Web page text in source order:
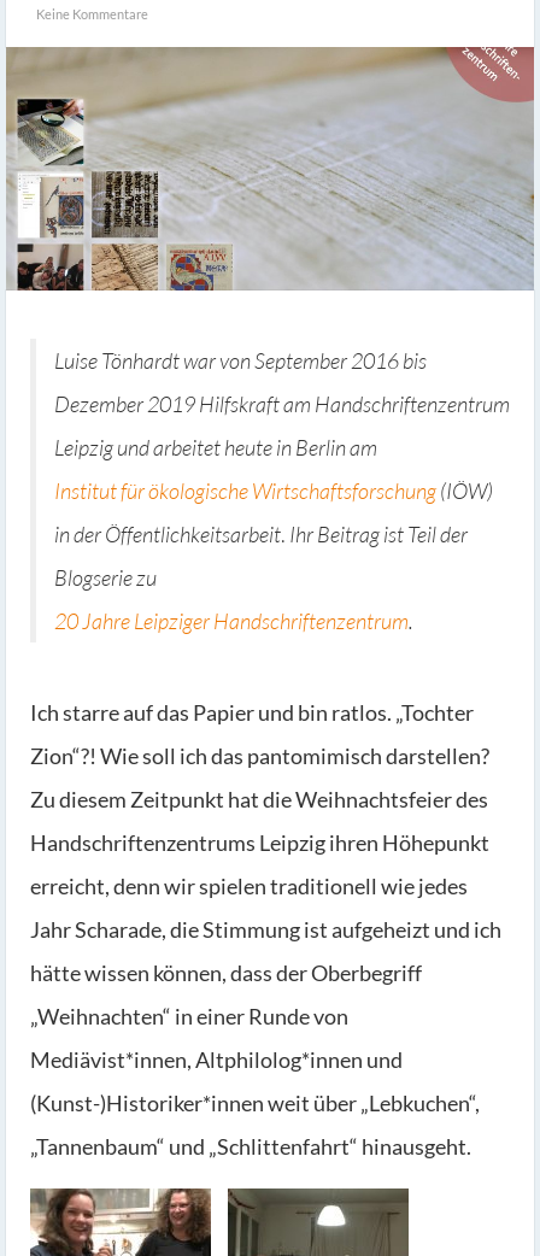
Keine Kommentare
Luise Tönhardt war von September 2016 bis
Dezember 2019 Hilfskraft am Handschriftenzentrum
Leipzig und arbeitet heute in Berlin am
Institut für ökologische Wirtschaftsforschung(IÖW)
in der Öffentlichkeitsarbeit. Ihr Beitrag ist Teil der
Blogserie zu
20 Jahre Leipziger Handschriftenzentrum.
Ich starre auf das Papier und bin ratlos. „Tochter
Zion“?! Wie soll ich das pantomimisch darstellen?
Zu diesem Zeitpunkt hat die Weihnachtsfeier des
Handschriftenzentrums Leipzig ihren Höhepunkt
erreicht, denn wir spielen traditionell wie jedes
Jahr Scharade, die Stimmung ist aufgeheizt und ich
hätte wissen können, dass der Oberbegriff
„Weihnachten“ in einer Runde von
Mediävist*innen, Altphilolog*innen und
(Kunst-)Historiker*innen weit über „Lebkuchen“,
„Tannenbaum“ und „Schlittenfahrt“ hinausgeht.